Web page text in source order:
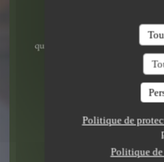
Politique de
Politique